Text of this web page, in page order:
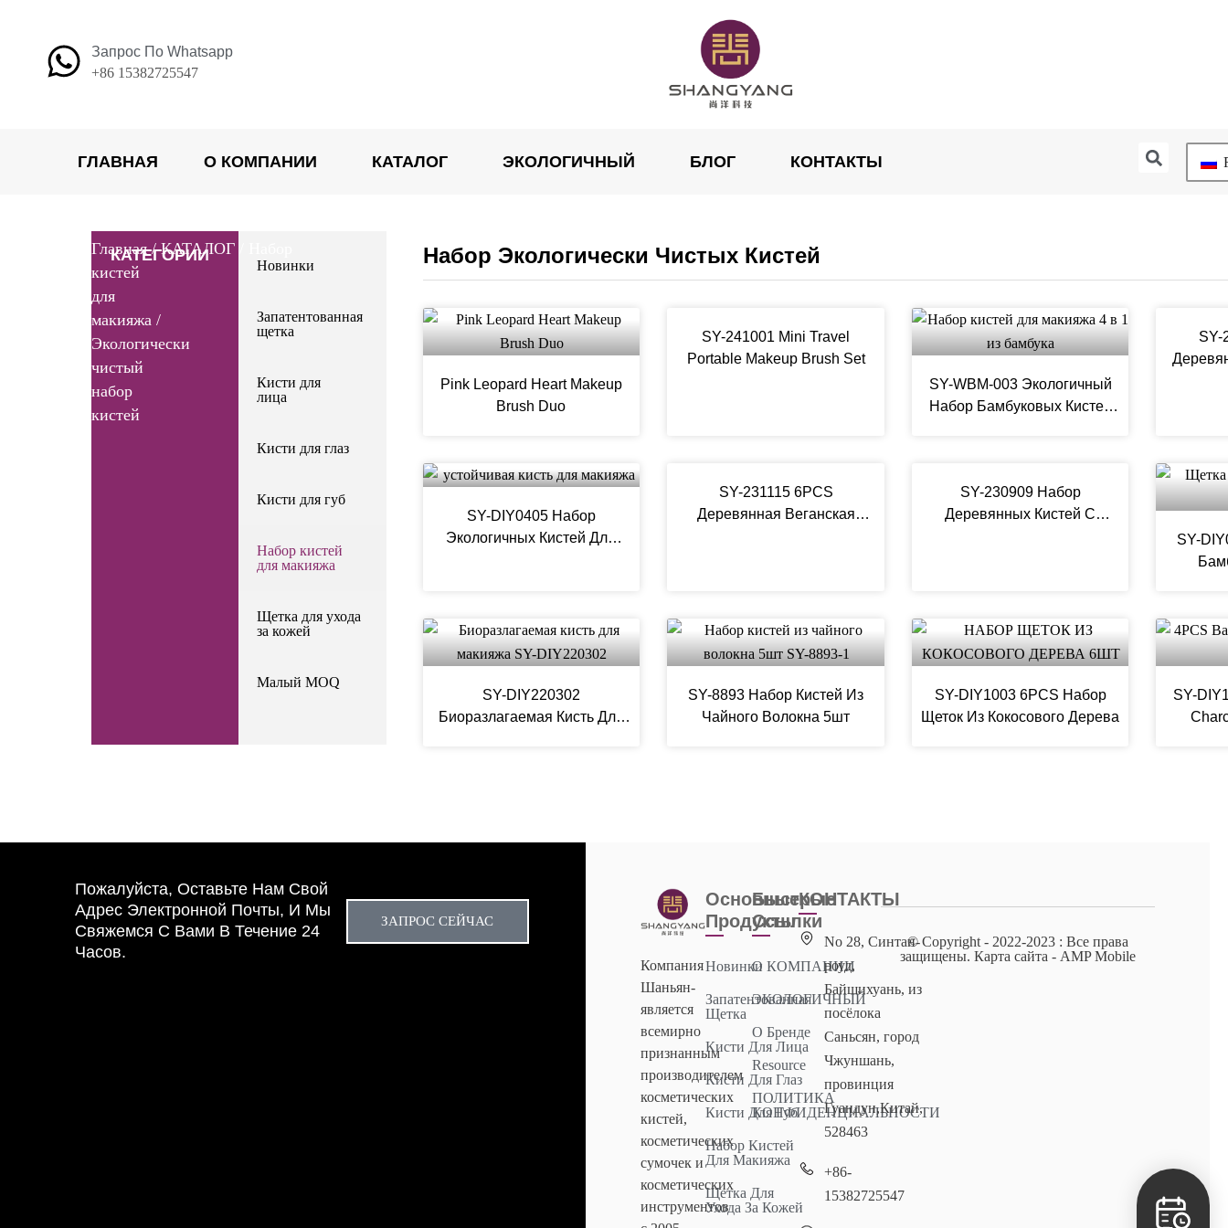
содержимому
Запрос По Whatsapp
+86 15382725547
ГЛАВНАЯ О КОМПАНИИ КАТАЛОГ ЭКОЛОГИЧНЫЙ БЛОГ КОНТАКТЫ
Главная/КАТАЛОГ
кистей
для
макияжа /
Экологически
чистый
набор
кистей
КАТЕГОРИИ
Новинки
Запатентованная
щетка
Кисти для
лица
Кисти для глаз
Кисти для губ
Набор кистей
для макияжа
Щетка для ухода
за кожей
Малый MOQ
Набор Экологически Чистых Кистей
Pink Leopard Heart Makeup
Brush Duo
SY-241001 Mini Travel
Portable Makeup Brush Set
SY-WBM-003 Экологичный
Набор Бамбуковых Кистей
SY-
SY-DIY0405 Набор
Экологичных Кистей Для
SY-231115 6PCS
Деревянная Веганская
SY-230909 Набор
Деревянных Кистей С
SY-
SY-DIY220302
Биоразлагаемая Кисть Для
SY-8893 Набор Кистей Из
Чайного Волокна 5шт
SY-DIY1003 6PCS Набор
Щеток Из Кокосового Дерева
SY-
Пожалуйста, Оставьте Нам Свой
Адрес Электронной Почты, И Мы
Свяжемся С Вами В Течение 24
Часов.
ЗАПРОС СЕЙЧАС
Компания
Шаньян-
является
всемирно
признанным
производителем
косметических
кистей,
косметических
сумочек и
косметических
инструментов
Основные
Продукты
Новинки
Запатентованная
Щетка
Кисти Для Лица
Кисти Для Глаз
Кисти Для Губ
Набор Кистей
Для Макияжа
Щетка Для
Ухода За Кожей
Быстрые
Ссылки
О КОМПАНИИ
ЭКОЛОГИЧНЫЙ
О Бренде
Resource
ПОЛИТИКА
КОНФИДЕНЦИАЛЬНОСТИ
КОНТАКТЫ
No 28, Синтан-
роуд,
Байшихуань, из
посёлока
Саньсян, город
Чжуншань,
провинция
Гуандун,Китай,
528463
+86-
15382725547
© Copyright - 2022-2023 : Все права
защищены. Карта сайта - AMP Mobile